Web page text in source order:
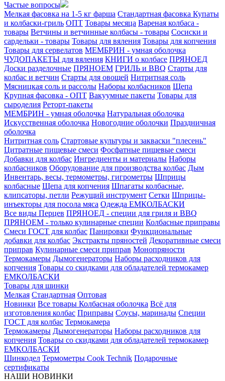
Частые вопросы
Мелкая фасовка на 1-5 кг фарша Стандартная фасовка Купаты
и колбаски-гриль ОПТ Товары месяца Вареная колбаса -
товары Ветчины и ветчинные колбасы - товары Сосиски и
сардельки - товары Товары для вяления Товары для копчения
Товары для сервелатов МЕМБРИН - умная оболочка
ЧУДОПАКЕТЫ для вяления КНИГИ о колбасе ПРЯНОЕД
Доски разделочные ПРЯНОЕМ ГРИЛЬ и BBQ Старты для
колбас и ветчин Старты для овощей Нитритная соль
Мясницкая соль и рассолы Наборы колбасников Щепа
Крупная фасовка - ОПТ Вакуумные пакеты Товары для
сыроделия Реторт-пакеты
МЕМБРИН - умная оболочка Натуральная оболочка
Искусственная оболочка Новогодние оболочки Праздничная
оболочка
Нитритная соль Стартовые культуры и закваски "плесень"
Цитратные пищевые смеси Фосфатные пищевые смеси
Добавки для колбас Ингредиенты и материалы Наборы
колбасников Оборудование для производства колбас Дым
Инвентарь, весы, термометры, гигрометры Шприцы
колбасные Щепа для копчения Шпагаты колбасные,
клипсаторы, петли Режущий инструмент Сетки Шприцы-
инъекторы для посола мяса Одежда ЕМКОЛБАСКИ
Все виды Перцев ПРЯНОЕД - специи для гриля и BBQ
ПРЯНОЕМ - только кулинарные специи Колбасные приправы
Смеси ГОСТ для колбас Панировки Функциональные
добавки для колбас Экстракты пряностей Декоративные смеси
приправ Кулинарные смеси приправ Монопряности
Термокамеры Дымогенераторы Наборы расходников для
копчения Товары со скидками для обладателей термокамер
ЕМКОЛБАСКИ
Товары для шинки
Мелкая Стандартная Оптовая
Новинки Все товары Колбасная оболочка Всё для
изготовления колбас Приправы Соусы, маринады Специи
ГОСТ для колбас Термокамера
Термокамеры Дымогенераторы Наборы расходников для
копчения Товары со скидками для обладателей термокамер
ЕМКОЛБАСКИ
Шинкодел Термометры Cook Technik Подарочные
сертификаты
НАШИ НОВИНКИ